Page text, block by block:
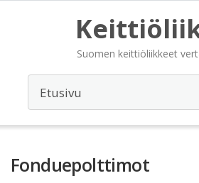
Suomen keittiöliikkeet
Fonduepolttimot